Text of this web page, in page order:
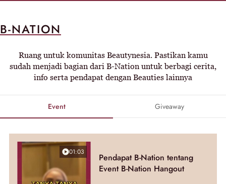
B-NATION
Ruang untuk komunitas Beautynesia. Pastikan kamu
sudah menjadi bagian dari B-Nation untuk berbagi cerita,
info serta pendapat dengan Beauties lainnya
Event Giveaway
01:03
Pendapat B-Nation tentang
Event B-Nation Hangout